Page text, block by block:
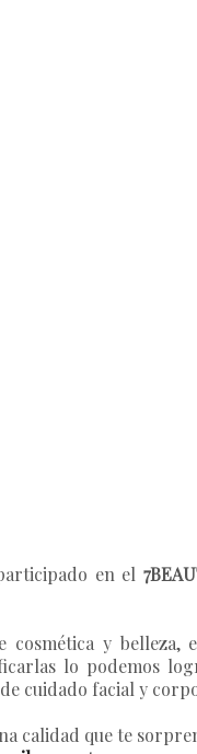
en el
y belleza,
lo podemos
cuidado facial y
calidad que te